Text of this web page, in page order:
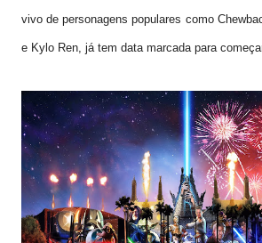
vivo de personagens populares como
e Kylo Ren, já tem data marcada para